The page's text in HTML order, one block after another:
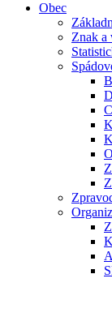
Obec
Znak a